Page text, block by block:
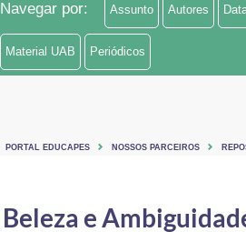
Ministério de Minas e Energia
Ministério da Ciência, Tecnologia, Inovações e
Ministério do Turismo
Controladoria-Geral da União
Navegar por: Assunto Autores
Material UAB Periódicos
PORTAL EDUCAPES NOSSOS PARCEIROS
Beleza e